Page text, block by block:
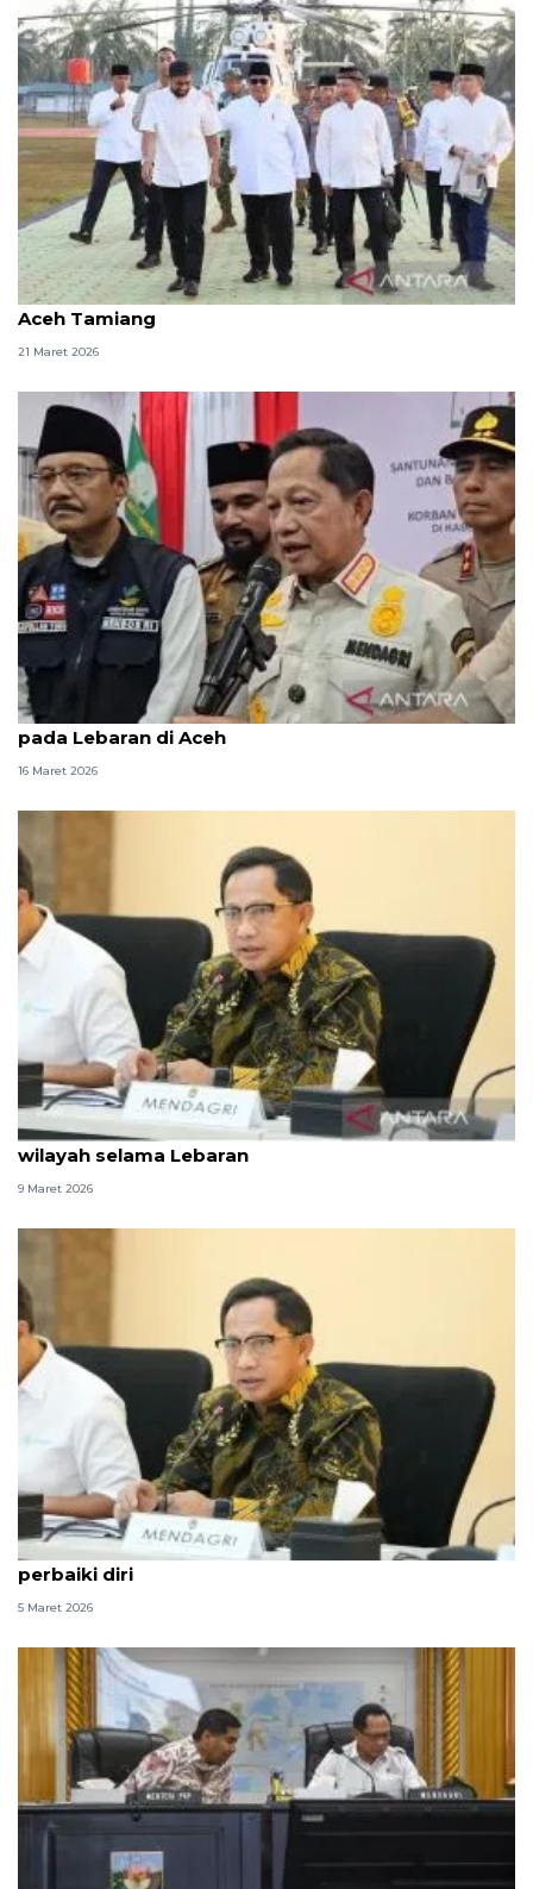
Mendagri dampingi Presiden rayakan Idul Fitri di
Aceh Tamiang
21 Maret 2026
Mendagri targetkan tidak ada pengungsi tenda
pada Lebaran di Aceh
16 Maret 2026
Mendagri instruksikan kepala daerah siaga di
wilayah selama Lebaran
9 Maret 2026
Mendagri: Ramadhan momen introspeksi dan
perbaiki diri
5 Maret 2026